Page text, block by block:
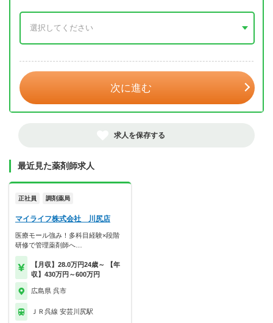
次に進む
求人を保存する
最近見た薬剤師求人
正社員 調剤薬局
マイライフ株式会社 川尻店
医療モール強み！多科目経験×段階
研修で管理薬剤師へ…
【月収】28.0万円24歳～ 【年
収】430万円～600万円
広島県 呉市
ＪＲ呉線 安芸川尻駅